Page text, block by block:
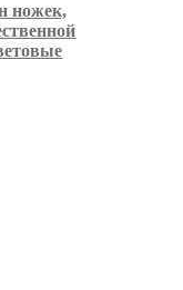
ножек,